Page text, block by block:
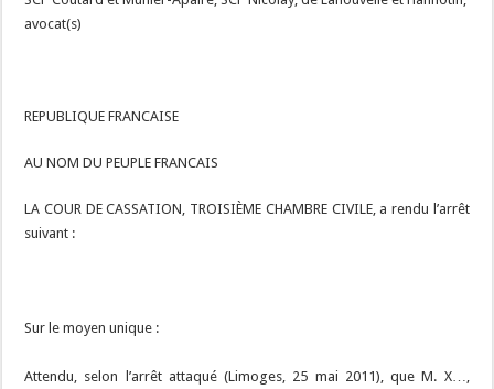
avocat(s)
REPUBLIQUE FRANCAISE
AU NOM DU PEUPLE FRANCAIS
LA COUR DE CASSATION, TROISIÈME CHAMBRE CIVILE, a rendu l’arrêt
suivant :
Sur le moyen unique :
Attendu, selon l’arrêt attaqué (Limoges, 25 mai 2011), que M. X…,